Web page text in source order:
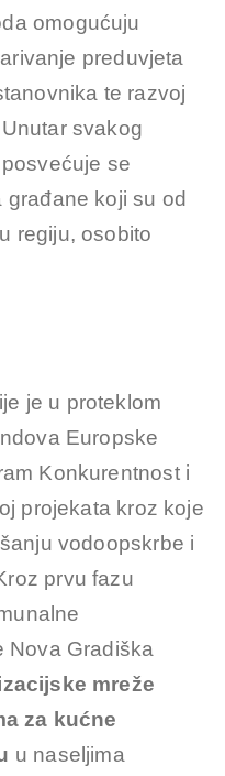
omogućuju
preduvjeta
te razvoj
svakog
se
građane koji su od
regiju, osobito
je u proteklom
Europske
Konkurentnost i
projekata kroz koje
vodoopskrbe i
prvu fazu
Nova Gradiška
mreže
za kućne
u naseljima